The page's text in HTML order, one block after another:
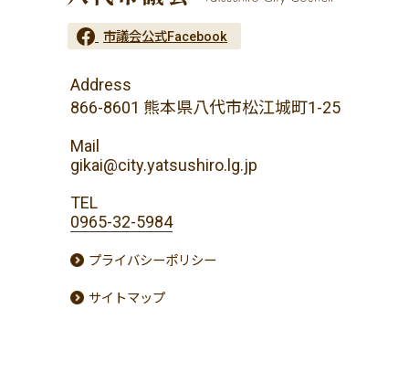
市議会公式Facebook
Address
866-8601 熊本県八代市松江城町1-25
Mail
gikai@city.yatsushiro.lg.jp
TEL
0965-32-5984
プライバシーポリシー
サイトマップ